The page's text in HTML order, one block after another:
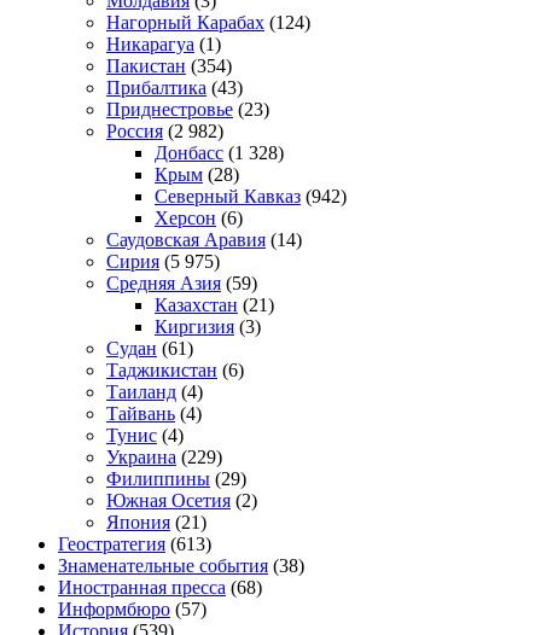
Нагорный Карабах (124)
Никарагуа (1)
Пакистан (354)
Прибалтика (43)
Приднестровье (23)
Россия (2 982)
Донбасс (1 328)
Крым (28)
Северный Кавказ (942)
Херсон (6)
Саудовская Аравия (14)
Сирия (5 975)
Средняя Азия (59)
Казахстан (21)
Киргизия (3)
Судан (61)
Таджикистан (6)
Таиланд (4)
Тайвань (4)
Тунис (4)
Украина (229)
Филиппины (29)
Южная Осетия (2)
Япония (21)
Геостратегия (613)
Знаменательные события (38)
Иностранная пресса (68)
Информбюро (57)